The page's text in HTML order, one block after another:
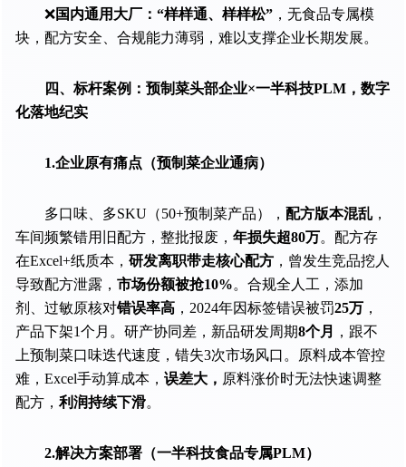
❌国内通用大厂：“样样通、样样松” ，无食品专属模
块，配方安全、合规能力薄弱，难以支撑企业长期发展。
四、标杆案例：预制菜头部企业×一半科技PLM，数字
化落地纪实
1.企业原有痛点（预制菜企业通病）
多口味、多SKU（50+预制菜产品）， 配方版本混乱 ，
车间频繁错用旧配方，整批报废， 年损失超80万。配方存
在Excel+纸质本， 研发离职带走核心配方 ，曾发生竞品挖人
导致配方泄露， 市场份额被抢10%。合规全人工，添加
剂、过敏原核对错误率高 ，2024年因标签错误被罚25万 ，
产品下架1个月。研产协同差，新品研发周期8个月
，跟不
上预制菜口味迭代速度，错失3次市场风口。原料成本管控
难，Excel手动算成本， 误差大， 原料涨价时无法快速调整
配方， 利润持续下滑。
2.解决方案部署（一半科技食品专属PLM）